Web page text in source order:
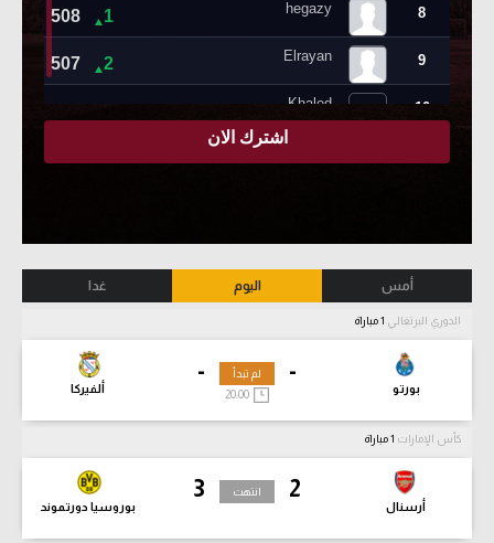
أمس اليوم غدا
الدوري البرتغالي
-
بورتو
-
ألفيركا
لم تبدأ
كأس الإمارات
2
أرسنال
3
بوروسيا دورتموند
انتهت